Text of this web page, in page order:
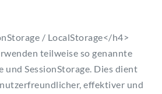
/ LocalStorage</h4>
teilweise so genannte
und SessionStorage. Dies dient
effektiver und